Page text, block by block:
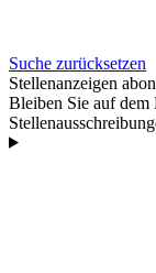
Suche zurücksetzen
Stellenanzeigen
Bleiben Sie auf dem